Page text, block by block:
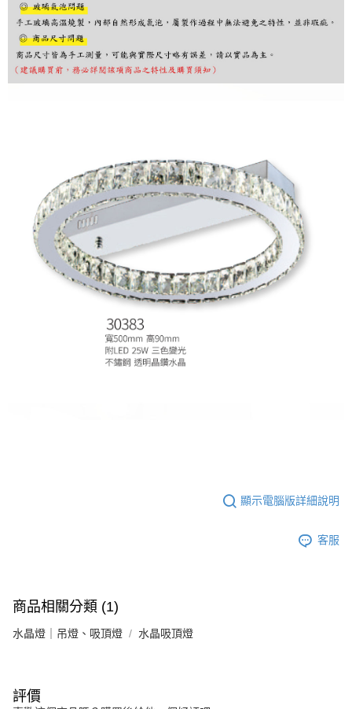
購買商品的店家。未經商家同意取消之訂單仍視為有效，需透過AFTEE先享
後付繳納相關費用。
※ 交易是否成功請以「AFTEE先享後付 」之結帳頁面顯示為準，若有關於
是否繳費成功／繳費後需取消欲退款等相關疑問，請聯繫「AFTEE先享後付
客戶支援中心」
https://netprotections.freshdesk.com/support/home
https://aftee.tw/terms/#terms3
３．未成年的使用者請事先徵得法定代理人或監護人之同意方可使用
「AFTEE先享後付」，若未經同意申辦者引起之損失，本公司不負相關責
４．使用「AFTEE先享後付」時，將依據個別帳號之用戶狀況，依本公司即
時審查核予不同之上限額度；若仍有額度不足之情形，本公司將視審查結果
請求用戶進行身份認證。
５．嚴禁一人註冊多個帳號或使用他人資訊註冊。若發現惡意使用之情形，
恩沛科技股份有限公司將有權停止該用戶之使用額度並採取法律行動。
顯示電腦版詳細說明
客服
商品相關分類 (1)
水晶燈｜吊燈、吸頂燈 水晶吸頂燈
評價